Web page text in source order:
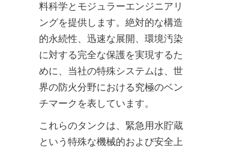
料科学とモジュラーエンジニアリ
ングを提供します。絶対的な構造
的永続性、迅速な展開、環境汚染
に対する完全な保護を実現するた
めに、当社の特殊システムは、世
界の防火分野における究極のベン
チマークを表しています。
これらのタンクは、緊急用水貯蔵
という特殊な機械的および安全上